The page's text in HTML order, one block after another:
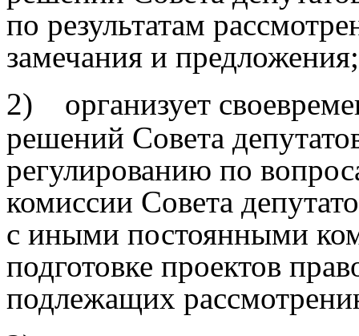
по результатам
замечания и предложения;
2)
организует
решений Совета
регулированию по
комиссии Совета
с иными постоянными
подготовке проектов
подлежащих